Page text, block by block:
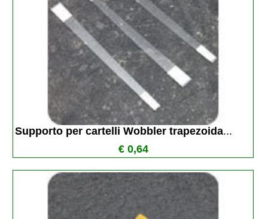
Supporto per cartelli Wobbler trapezoida...
€ 0,64